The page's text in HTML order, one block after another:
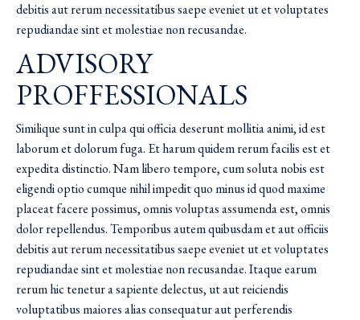
debitis aut rerum necessitatibus saepe eveniet ut et voluptates
repudiandae sint et molestiae non recusandae.
ADVISORY
PROFFESSIONALS
Similique sunt in culpa qui officia deserunt mollitia animi, id est
laborum et dolorum fuga. Et harum quidem rerum facilis est et
expedita distinctio. Nam libero tempore, cum soluta nobis est
eligendi optio cumque nihil impedit quo minus id quod maxime
placeat facere possimus, omnis voluptas assumenda est, omnis
dolor repellendus. Temporibus autem quibusdam et aut officiis
debitis aut rerum necessitatibus saepe eveniet ut et voluptates
repudiandae sint et molestiae non recusandae. Itaque earum
rerum hic tenetur a sapiente delectus, ut aut reiciendis
voluptatibus maiores alias consequatur aut perferendis